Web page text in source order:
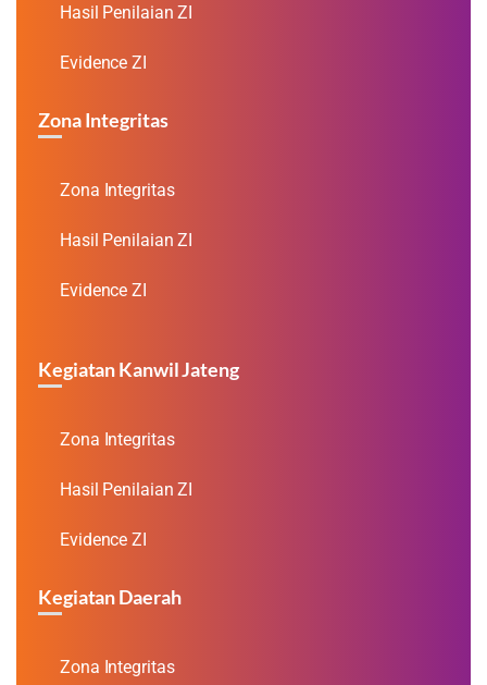
Hasil Penilaian ZI
Evidence ZI
Zona Integritas
Zona Integritas
Hasil Penilaian ZI
Evidence ZI
Kegiatan Kanwil Jateng
Zona Integritas
Hasil Penilaian ZI
Evidence ZI
Kegiatan Daerah
Zona Integritas